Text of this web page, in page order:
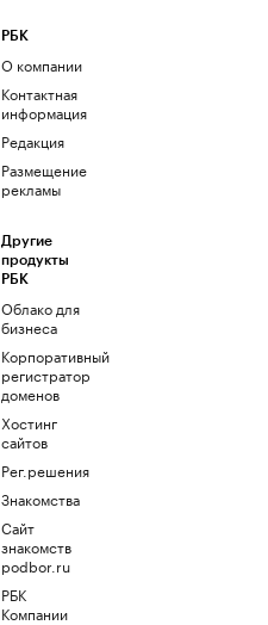
РБК
О компании
Контактная
информация
Редакция
Размещение
рекламы
Другие
продукты
РБК
Облако для
бизнеса
Корпоративный
регистратор
доменов
Хостинг
сайтов
Рег.решения
Знакомства
Сайт
знакомств
podbor.ru
РБК
Компании